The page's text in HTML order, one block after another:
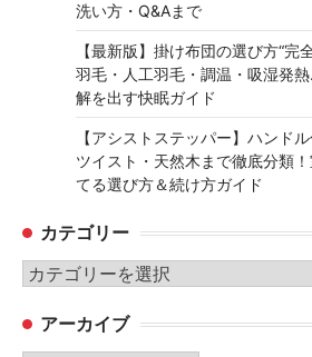
洗い方・Q&Aまで
【最新版】掛け布団の選び方“完
羽毛・人工羽毛・調温・吸湿発
解を出す快眠ガイド
【アシストステッパー】ハンド
ツイスト・天然木まで徹底分類
てる選び方＆続け方ガイド
カテゴリー
カ
ゴ アーカイブ